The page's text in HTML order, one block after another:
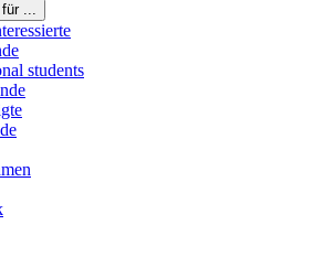
...
students